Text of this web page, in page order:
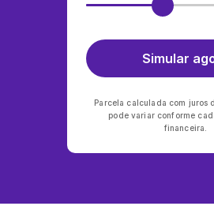
Simular
Parcela calculada com juros
pode variar conforme
financeira.